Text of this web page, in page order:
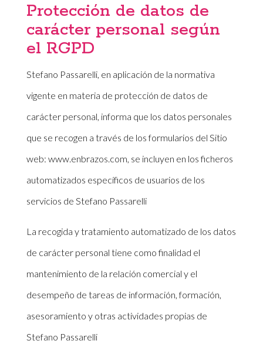
Protección de datos de
carácter personal según
el RGPD
Stefano Passarelli, en aplicación de la normativa
vigente en materia de protección de datos de
carácter personal, informa que los datos personales
que se recogen a través de los formularios del Sitio
web: www.enbrazos.com, se incluyen en los ficheros
automatizados específicos de usuarios de los
servicios de Stefano Passarelli
La recogida y tratamiento automatizado de los datos
de carácter personal tiene como finalidad el
mantenimiento de la relación comercial y el
desempeño de tareas de información, formación,
asesoramiento y otras actividades propias de
Stefano Passarelli